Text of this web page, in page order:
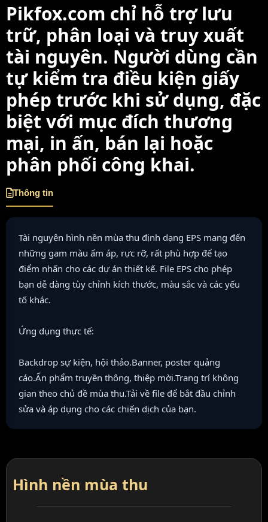
Pikfox.com chỉ hỗ trợ lưu
trữ, phân loại và truy xuất
tài nguyên. Người dùng cần
tự kiểm tra điều kiện giấy
phép trước khi sử dụng, đặc
biệt với mục đích thương
mại, in ấn, bán lại hoặc
phân phối công khai.
Thông tin
Tài nguyên hình nền mùa thu định dạng EPS mang đến
những gam màu ấm áp, rực rỡ, rất phù hợp để tạo
điểm nhấn cho các dự án thiết kế. File EPS cho phép
bạn dễ dàng tùy chỉnh kích thước, màu sắc và các yếu
tố khác.
Ứng dụng thực tế:
Backdrop sự kiện, hội thảo.Banner, poster quảng
cáo.Ấn phẩm truyền thông, thiệp mời.Trang trí không
gian theo chủ đề mùa thu.Tải về file để bắt đầu chỉnh
sửa và áp dụng cho các chiến dịch của bạn.
Hình nền mùa thu